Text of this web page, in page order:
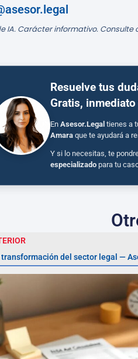
IA. Carácter informativo.
Resuelve tus
Gratis,
En Asesor.Legal tienes a
Amara que te ayudará a
Y si lo necesitas, te
especializado para tu
transformación del sector legal —